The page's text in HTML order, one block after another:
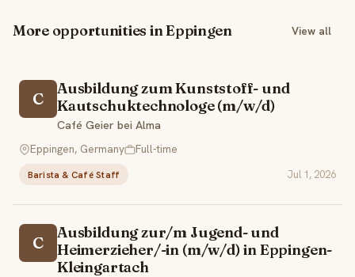
More opportunities in Eppingen View all
C
Ausbildung zum Kunststoff- und
Kautschuktechnologe (m/w/d)
Café Geier bei Alma
Eppingen, Germany
Full-time
Barista & Café Staff Jul 1, 2026
C
Ausbildung zur/m Jugend- und
Heimerzieher/-in (m/w/d) in Eppingen-
Kleingartach